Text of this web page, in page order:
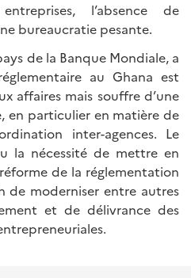
l’absence de
bureaucratie pesante.
de la Banque Mondiale, a
au Ghana est
affaires mais souffre d’une
en particulier en matière de
inter-agences. Le
la nécessité de mettre en
de la réglementation
de moderniser entre autres
et de délivrance des